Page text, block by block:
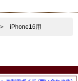
> iPhone16用